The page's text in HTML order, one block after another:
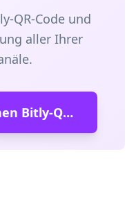
QR-Code und
aller Ihrer
Generieren Sie einen Bitly-QR-Code